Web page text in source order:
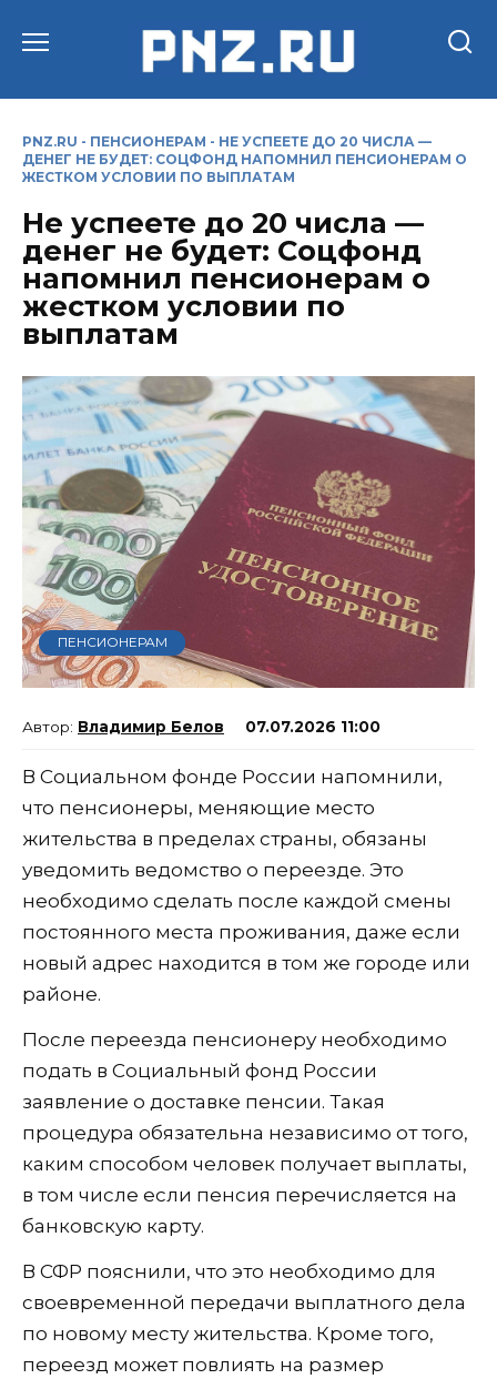
PNZ.RU - ПЕНСИОНЕРАМ - НЕ УСПЕЕТЕ ДО 20 ЧИСЛА —
ДЕНЕГ НЕ БУДЕТ: СОЦФОНД НАПОМНИЛ ПЕНСИОНЕРАМ О
ЖЕСТКОМ УСЛОВИИ ПО ВЫПЛАТАМ
Не успеете до 20 числа —
денег не будет: Соцфонд
напомнил пенсионерам о
жестком условии по
выплатам
ПЕНСИОНЕРАМ
Владимир Белов 07.07.2026 11:00
В Социальном фонде России напомнили,
что пенсионеры, меняющие место
жительства в пределах страны, обязаны
уведомить ведомство о переезде. Это
необходимо сделать после каждой смены
постоянного места проживания, даже если
новый адрес находится в том же городе или
районе.
После переезда пенсионеру необходимо
подать в Социальный фонд России
заявление о доставке пенсии. Такая
процедура обязательна независимо от того,
каким способом человек получает выплаты,
в том числе если пенсия перечисляется на
банковскую карту.
В СФР пояснили, что это необходимо для
своевременной передачи выплатного дела
по новому месту жительства. Кроме того,
переезд может повлиять на размер